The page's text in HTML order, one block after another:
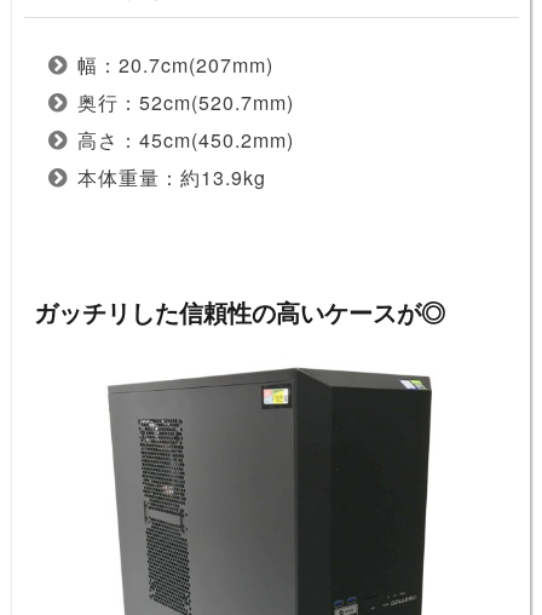
幅：20.7cm(207mm)
奥行：52cm(520.7mm)
高さ：45cm(450.2mm)
本体重量：約13.9kg
ガッチリした信頼性の高いケースが◎